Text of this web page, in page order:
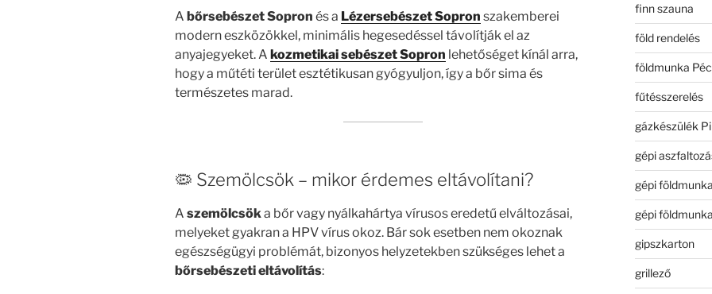
A bőrsebészet Sopron és a Lézersebészet Sopron szakemberei
modern eszközökkel, minimális hegesedéssel távolítják el az
anyajegyeket. A kozmetikai sebészet Sopron lehetőséget kínál arra,
hogy a műtéti terület esztétikusan gyógyuljon, így a bőr sima és
természetes marad.
🦠 Szemölcsök – mikor érdemes eltávolítani?
A szemölcsöka bőr vagy nyálkahártya vírusos eredetű elváltozásai,
melyeket gyakran a HPV vírus okoz. Bár sok esetben nem okoznak
egészségügyi problémát, bizonyos helyzetekben szükséges lehet a
bőrsebészeti eltávolítás:
finn szauna
föld rendelés
földmunka
fűtésszerelés
gázkészülék
gépi
gépi földmunka
gépi
gipszkarton
grillező